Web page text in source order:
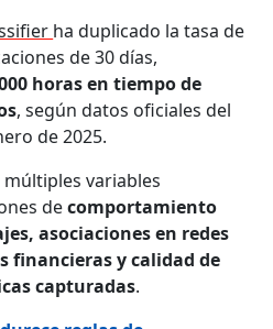
ha duplicado la tasa de
de 30 días,
horas en tiempo de
, según datos oficiales del
de 2025.
variables
decomportamiento
asociaciones en redes
financieras y calidad de
capturadas.